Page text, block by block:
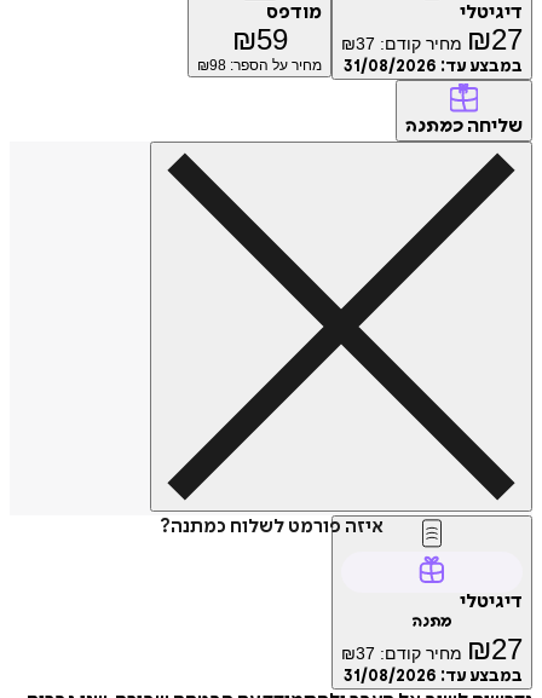
דיגיטלי
₪27 מחיר קודם: ₪37
במבצע עד: 31/08/2026
מודפס
₪59
מחיר על הספר: ₪ 98
שליחה כמתנה
איזה פורמט לשלוח כמתנה?
דיגיטלי
מתנה
₪27 מחיר קודם: ₪37
במבצע עד: 31/08/2026